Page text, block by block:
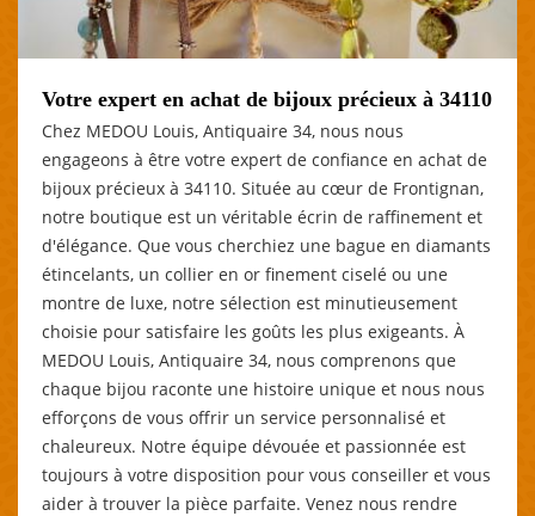
Votre expert en achat de bijoux précieux à 34110
Chez MEDOU Louis, Antiquaire 34, nous nous
engageons à être votre expert de confiance en achat de
bijoux précieux à 34110. Située au cœur de Frontignan,
notre boutique est un véritable écrin de raffinement et
d'élégance. Que vous cherchiez une bague en diamants
étincelants, un collier en or finement ciselé ou une
montre de luxe, notre sélection est minutieusement
choisie pour satisfaire les goûts les plus exigeants. À
MEDOU Louis, Antiquaire 34, nous comprenons que
chaque bijou raconte une histoire unique et nous nous
efforçons de vous offrir un service personnalisé et
chaleureux. Notre équipe dévouée et passionnée est
toujours à votre disposition pour vous conseiller et vous
aider à trouver la pièce parfaite. Venez nous rendre